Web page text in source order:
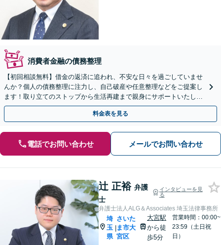
消費者金融の債務整理
【初回相談無料】借金の返済に追われ、不安な日々を過ごしていませ
んか？個人の債務整理に注力し、自己破産や任意整理などをご提案し
ます！取り立てのストップから生活再建まで親身にサポートいたしま
す。【メール・電話・WEB相談可】【夜間や休日相談可】
料金表を見る
電話でお問い合わせ メールでお問い合わせ
辻 正裕 弁護
士
インタビューを見
る
弁護士法人ALG＆Associates 埼玉法律事務所
埼
玉
県
|
さいた
ま市大
宮区
大宮駅
から徒
歩5分
営業時間：00:00~
23:59（土日祝
日）